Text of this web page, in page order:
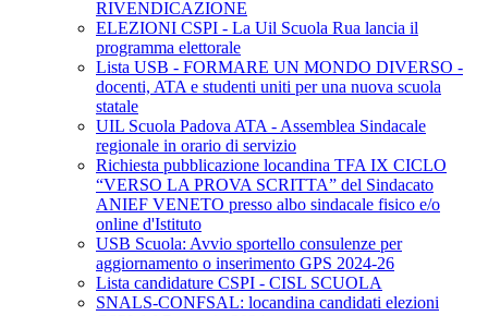
RIVENDICAZIONE
ELEZIONI CSPI - La Uil Scuola Rua lancia il
programma elettorale
Lista USB - FORMARE UN MONDO DIVERSO -
docenti, ATA e studenti uniti per una nuova scuola
statale
UIL Scuola Padova ATA - Assemblea Sindacale
regionale in orario di servizio
Richiesta pubblicazione locandina TFA IX CICLO
“VERSO LA PROVA SCRITTA” del Sindacato
ANIEF VENETO presso albo sindacale fisico e/o
online d'Istituto
USB Scuola: Avvio sportello consulenze per
aggiornamento o inserimento GPS 2024-26
Lista candidature CSPI - CISL SCUOLA
SNALS-CONFSAL: locandina candidati elezioni